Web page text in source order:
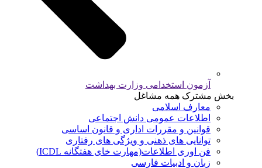
آزمون استخدامی وزارت بهداشت
بخش مشترک همه مشاغل
معارف اسلامی
اطلاعات عمومی دانش اجتماعی
قوانین و مقررات اداری و قانون اساسی
توانایی های ذهنی و ویژگی های رفتاری
فن اوری اطلاعات(مهارت خای هفتگانه ICDL)
زبان و ادبیات فارسی